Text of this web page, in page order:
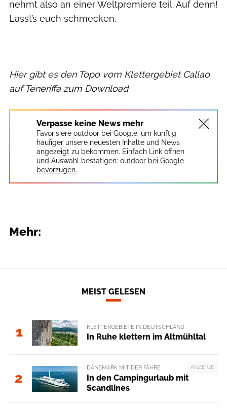
nehmt also an einer Weltpremiere teil. Auf denn!
Lasst’s euch schmecken.
Hier gibt es den Topo vom Klettergebiet Callao
auf Teneriffa zum Download
Verpasse keine News mehr
Favorisiere outdoor bei Google, um künftig
häufiger unsere neuesten Inhalte und News
angezeigt zu bekommen. Einfach Link öffnen
und Auswahl bestätigen: outdoor bei Google
bevorzugen.
Mehr:
MEIST GELESEN
1 KLETTERGEBIETE IN DEUTSCHLAND
In Ruhe klettern im Altmühltal
2
ANZEIGE
DÄNEMARK MIT DER FÄHRE
In den Campingurlaub mit
Scandlines